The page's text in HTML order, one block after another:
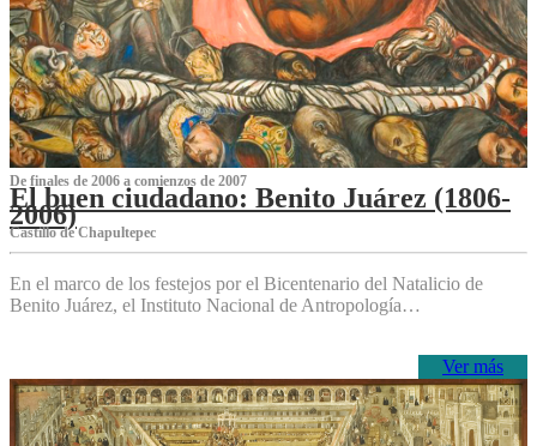
De finales de 2006 a comienzos de 2007
El buen ciudadano: Benito Juárez (1806-
2006)
Castillo de Chapultepec
En el marco de los festejos por el Bicentenario del Natalicio de
Benito Juárez, el Instituto Nacional de Antropología…
Ver más